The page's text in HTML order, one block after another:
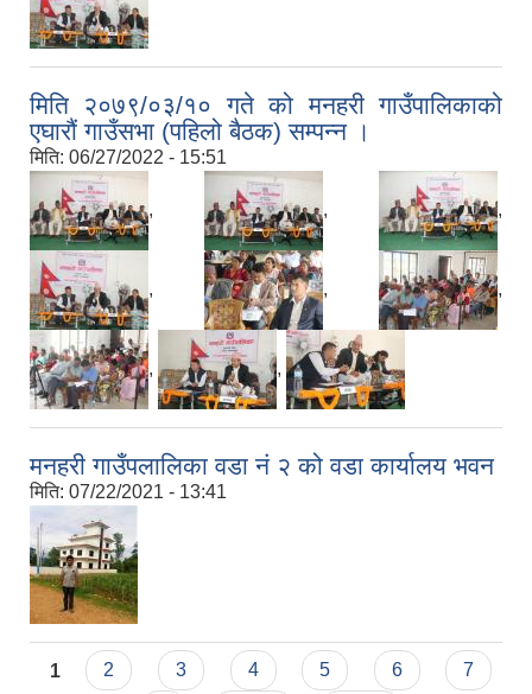
मिति २०७९/०३/१० गते को मनहरी गाउँपालिकाको
एघारौं गाउँसभा (पहिलो बैठक) सम्पन्न ।
मिति: 06/27/2022 - 15:51
, , ,
, , ,
, ,
मनहरी गाउँपलालिका वडा नं २ को वडा कार्यालय भवन
मिति: 07/22/2021 - 13:41
Pages
1 2 3 4 5 6
7